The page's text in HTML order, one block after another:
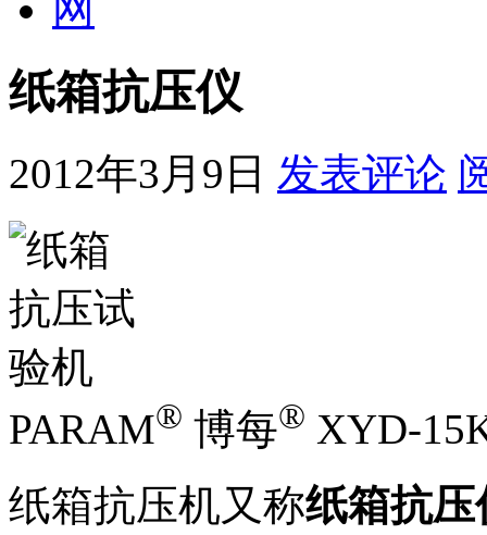
纸箱抗压仪
2012年3月9日 发表评论
PARAM® 博每® XYD-
纸箱抗压机又称纸箱抗压